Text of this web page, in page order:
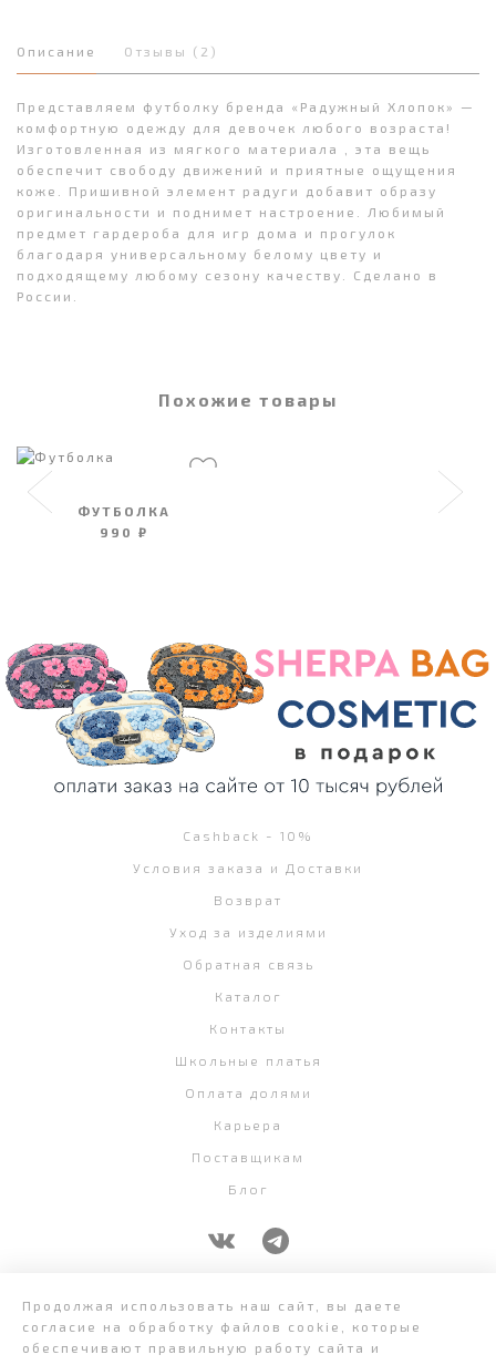
Описание Отзывы (2)
Представляем футболку бренда «Радужный Хлопок» —
комфортную одежду для девочек любого возраста!
Изготовленная из мягкого материала , эта вещь
обеспечит свободу движений и приятные ощущения
коже. Пришивной элемент радуги добавит образу
оригинальности и поднимет настроение. Любимый
предмет гардероба для игр дома и прогулок
благодаря универсальному белому цвету и
подходящему любому сезону качеству. Сделано в
России.
Похожие товары
ФУТБОЛКА
990 ₽
Cashback - 10%
Условия заказа и Доставки
Возврат
Уход за изделиями
Обратная связь
Каталог
Контакты
Школьные платья
Оплата долями
Карьера
Поставщикам
Блог
Продолжая использовать наш сайт, вы даете
согласие на обработку файлов cookie, которые
обеспечивают правильную работу сайта и